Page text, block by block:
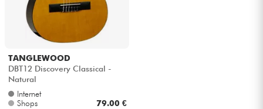
TANGLEWOOD
DBT12 Discovery Classical -
Natural
Internet
Shops
79.00 €